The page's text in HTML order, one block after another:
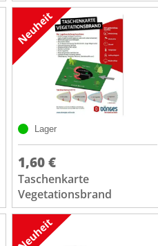
Lager
1,60 €
Taschenkarte
Vegetationsbrand